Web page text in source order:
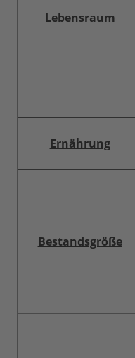
Lebensraum
Ernährung
Bestandsgröße